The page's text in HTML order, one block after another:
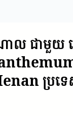
ាល ជាមួ
ប្រទ